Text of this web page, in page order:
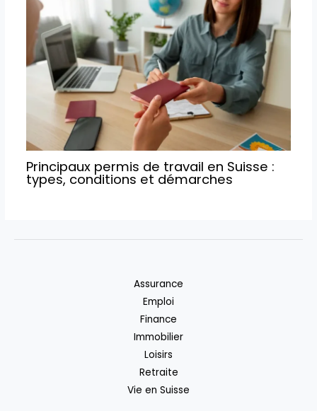
Principaux permis de travail en Suisse :
types, conditions et démarches
Assurance
Emploi
Finance
Immobilier
Loisirs
Retraite
Vie en Suisse